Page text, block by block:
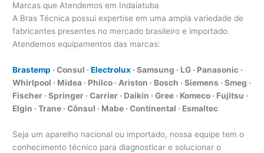
Marcas que Atendemos em Indaiatuba
A Bras Técnica possui expertise em uma ampla variedade de
fabricantes presentes no mercado brasileiro e importado.
Atendemos equipamentos das marcas:
Brastemp · Consul ·Electrolux · Samsung · LG · Panasonic ·
Whirlpool · Midea · Philco · Ariston · Bosch · Siemens · Smeg ·
Fischer · Springer · Carrier · Daikin · Gree · Komeco · Fujitsu ·
Elgin · Trane · Cônsul · Mabe · Continental · Esmaltec
Seja um aparelho nacional ou importado, nossa equipe tem o
conhecimento técnico para diagnosticar e solucionar o